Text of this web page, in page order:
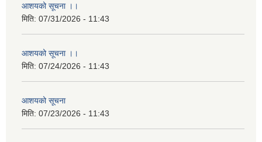
आशयको सूचना ।।
मिति: 07/31/2026 - 11:43
आशयको सूचना ।।
मिति: 07/24/2026 - 11:43
आशयको सूचना
मिति: 07/23/2026 - 11:43